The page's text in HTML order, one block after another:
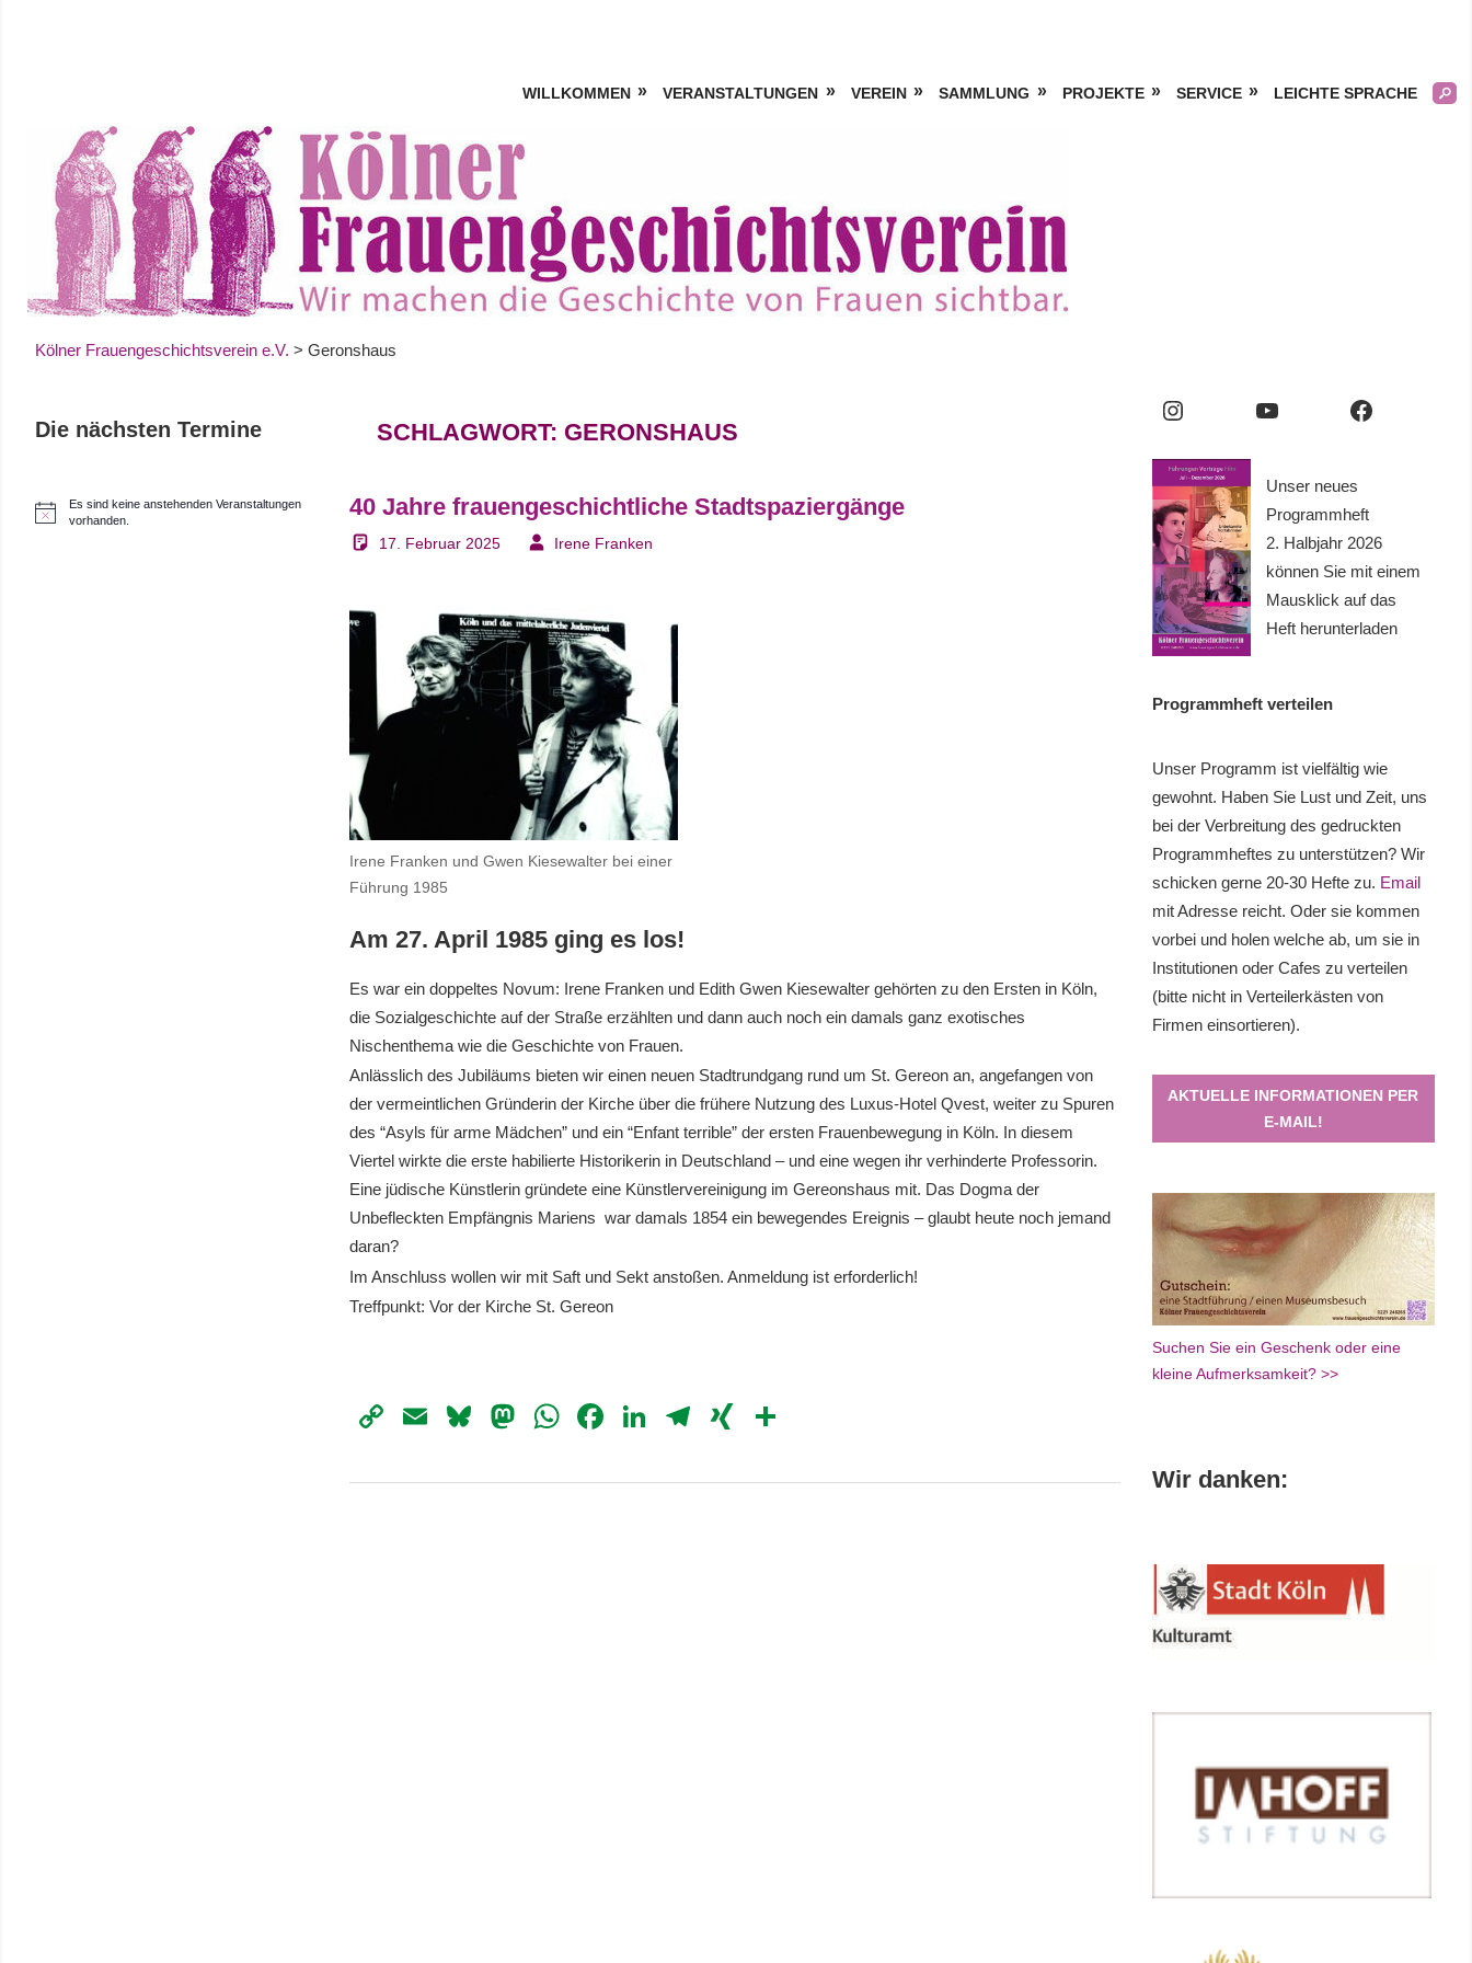
WILLKOMMEN VERANSTALTUNGEN VEREIN SAMMLUNG PROJEKTE SERVICE LEICHTE SPRACHE
Kölner Frauengeschichtsverein e.V. > Geronshaus
SCHLAGWORT: GERONSHAUS
40 Jahre frauengeschichtliche Stadtspaziergänge
17. Februar 2025 Irene Franken
Irene Franken und Gwen Kiesewalter bei einer
Führung 1985
Am 27. April 1985 ging es los!
Es war ein doppeltes Novum: Irene Franken und Edith Gwen Kiesewalter gehörten zu den Ersten in Köln,
die Sozialgeschichte auf der Straße erzählten und dann auch noch ein damals ganz exotisches
Nischenthema wie die Geschichte von Frauen.
Anlässlich des Jubiläums bieten wir einen neuen Stadtrundgang rund um St. Gereon an, angefangen von
der vermeintlichen Gründerin der Kirche über die frühere Nutzung des Luxus-Hotel Qvest, weiter zu Spuren
des “Asyls für arme Mädchen” und ein “Enfant terrible” der ersten Frauenbewegung in Köln. In diesem
Viertel wirkte die erste habilierte Historikerin in Deutschland – und eine wegen ihr verhinderte Professorin.
Eine jüdische Künstlerin gründete eine Künstlervereinigung im Gereonshaus mit. Das Dogma der
Unbefleckten Empfängnis Mariens war damals 1854 ein bewegendes Ereignis – glaubt heute noch jemand
daran?
Im Anschluss wollen wir mit Saft und Sekt anstoßen. Anmeldung ist erforderlich!
Treffpunkt: Vor der Kirche St. Gereon
CopyEmailBluesky
Mastodon
WhatsApp
Facebook
LinkedIn
Telegram
XING
Die nächsten Termine
H
Es sind keine anstehenden Veranstaltungen
vorhanden.
Instagram YouTube Facebook
Unser neues
Programmheft
2. Halbjahr 2026
können Sie mit einem
Mausklick auf das
Heft herunterladen
Programmheft verteilen
Unser Programm ist vielfältig wie
gewohnt. Haben Sie Lust und Zeit, uns
bei der Verbreitung des gedruckten
Programmheftes zu unterstützen? Wir
schicken gerne 20-30 Hefte zu. Email
mit Adresse reicht. Oder sie kommen
vorbei und holen welche ab, um sie in
Institutionen oder Cafes zu verteilen
(bitte nicht in Verteilerkästen von
Firmen einsortieren).
AKTUELLE INFORMATIONEN PER
E-MAIL!
Suchen Sie ein Geschenk oder eine
kleine Aufmerksamkeit? >>
Wir danken: